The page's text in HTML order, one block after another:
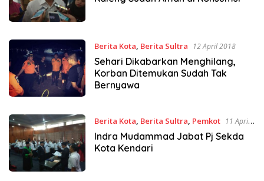
Berita Kota, Berita Sultra 12 April 2018
Sehari Dikabarkan Menghilang,
Korban Ditemukan Sudah Tak
Bernyawa
Berita Kota, Berita Sultra, Pemkot
11 April
2018
Indra Mudammad Jabat Pj Sekda
Kota Kendari